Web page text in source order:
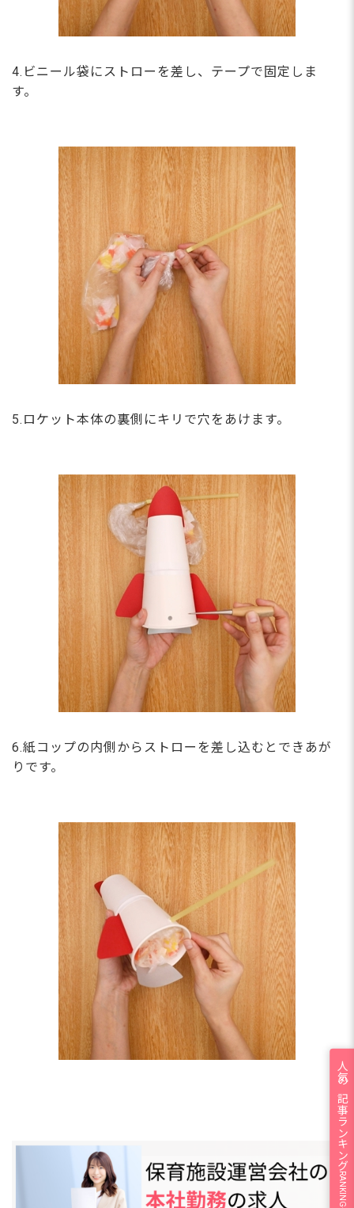
4.ビニール袋にストローを差し、テープで固定しま
す。
5.ロケット本体の裏側にキリで穴をあけます。
6.紙コップの内側からストローを差し込むとできあが
りです。
人気の記事ランキング
RANKING